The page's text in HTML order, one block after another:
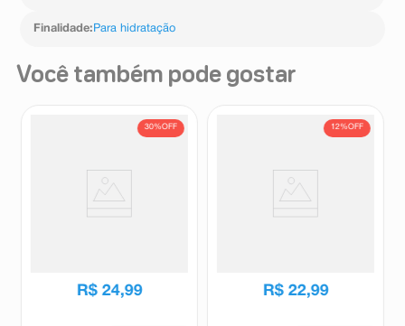
Finalidade: Para hidratação
Você também pode gostar
30%OFF
R$ 24,99
12%OFF
R$ 22,99